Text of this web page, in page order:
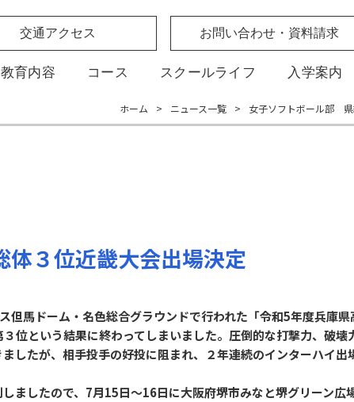
交通アクセス お問い合わせ・資料請求
教育内容 コース スクールライフ 入学案内
ホーム > ニュース一覧 > 女子ソフトボール部 県
３位近畿大会出場決定
但馬ドーム・名色総合グラウンドで行われた「令和5年度兵庫
位という結果に終わってしまいました。圧倒的な打撃力、破壊
したが、相手投手の好投に阻まれ、２年連続のインターハイ出
ましたので、7月15日～16日に大阪府堺市みなと堺グリーン広